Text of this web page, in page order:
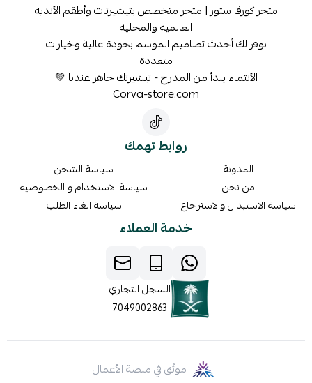
متجر كورفا ستور | متجر متخصص بتيشيرتات وأطقم الأنديه
العالميه والمحليه
نوفر لك أحدث تصاميم الموسم بجودة عالية وخيارات
متعددة
الأنتماء يبدأ من المدرج - تيشيرتك جاهز عندنا 💚
Corva-store.com
روابط تهمك
المدونة
من نحن
سياسة الاستبدال والاسترجاع
سياسة الشحن
سياسة الاستخدام و الخصوصيه
سياسة الغاء الطلب
خدمة العملاء
السجل التجاري
7049002863
موثّق في منصة الأعمال